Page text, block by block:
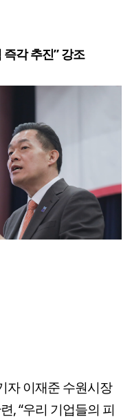
각 추진” 강조
자 이재준 수원시장
, “우리 기업들의 피